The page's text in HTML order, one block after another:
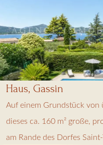
Haus, Gassin
Auf einem Grundstück von
dieses ca. 160 m² große,
am Rande des Dorfes